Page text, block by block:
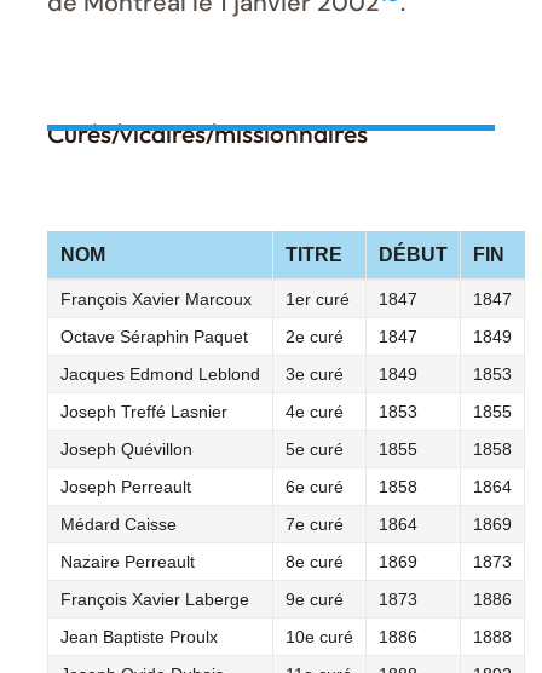
Curés/vicaires/missionnaires
NOM TITRE DÉBUT FIN
François Xavier Marcoux 1er curé 1847
1847
Octave Séraphin Paquet
2e curé 1847
1849
Jacques Edmond Leblond
3e curé 1849
1853
Joseph Treffé Lasnier
4e curé 1853
1855
Joseph Quévillon
5e curé 1855
1858
Joseph Perreault
6e curé 1858
1864
Médard Caisse
7e curé 1864
1869
Nazaire Perreault
8e curé 1869
1873
François Xavier Laberge
9e curé 1873
1886
Jean Baptiste Proulx
10e curé 1886
1888